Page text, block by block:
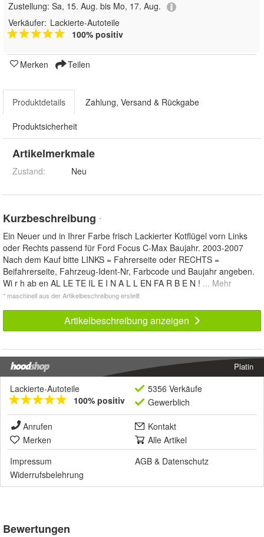
Zustellung: Sa, 15. Aug. bis Mo, 17. Aug.
Verkäufer: Lackierte-Autoteile
100% positiv
Merken Teilen
Produktdetails Zahlung, Versand & Rückgabe
Produktsicherheit
Artikelmerkmale
Zustand: Neu
Kurzbeschreibung *
Ein Neuer und in Ihrer Farbe frisch Lackierter Kotflügel vorn Links
oder Rechts passend für Ford Focus C-Max Baujahr. 2003-2007
Nach dem Kauf bitte LINKS = Fahrerseite oder RECHTS =
Beifahrerseite, Fahrzeug-Ident-Nr, Farbcode und Baujahr angeben.
Wi r h ab en AL LE TE IL E I N A L L EN FA R B E N ! ... Mehr
* maschinell aus der Artikelbeschreibung erstellt
Artikelbeschreibung anzeigen
Platin
Lackierte-Autoteile
100% positiv
5356 Verkäufe
Gewerblich
Anrufen
Kontakt
Merken
Alle Artikel
Impressum
AGB & Datenschutz
Widerrufsbelehrung
Bewertungen